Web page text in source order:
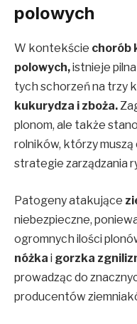
polowych
W kontekście chorób
polowych,istnieje
tych schorzeń na trzy
kukurydza i zboża.
plonom, ale także
rolników, którzy
strategie zarządzania
Patogeny atakujące
niebezpieczne,
ogromnych ilości
nóżka i gorzka
prowadząc do
producentów